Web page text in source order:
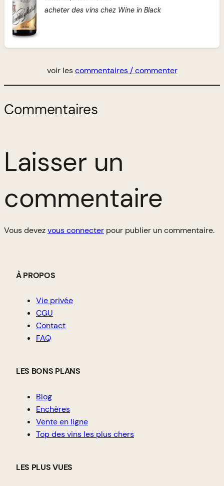
acheter des vins chez Wine in Black
voir lescommentaires / commenter
Commentaires
Laisser un
commentaire
Vous devezvous connecter pour publier un commentaire.
À PROPOS
Vie privée
CGU
Contact
FAQ
LES BONS PLANS
Blog
Enchères
Vente en ligne
Top des vins les plus chers
LES PLUS VUES